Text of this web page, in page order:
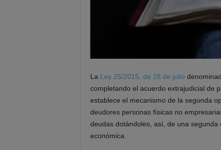
La Ley 25/2015, de 28 de julio
completando el acuerdo extrajudicial de
establece el mecanismo de la segunda
deudores personas físicas no
deudas dotándoles, así, de una
económica.